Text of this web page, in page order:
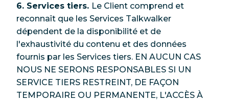
6. Services tiers. Le Client comprend et
reconnaît que les Services Talkwalker
dépendent de la disponibilité et de
l'exhaustivité du contenu et des données
fournis par les Services tiers. EN AUCUN CAS
NOUS NE SERONS RESPONSABLES SI UN
SERVICE TIERS RESTREINT, DE FAÇON
TEMPORAIRE OU PERMANENTE, L'ACCÈS À